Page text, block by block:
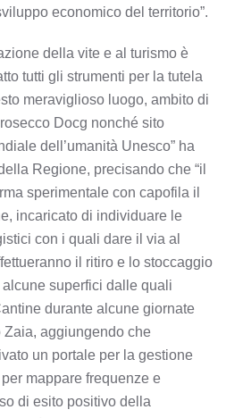
economico del territorio”.
della vite e al turismo è
tutti gli strumenti per la tutela
meraviglioso luogo, ambito di
Docg nonché sito
dell’umanità Unesco” ha
Regione, precisando che “il
sperimentale con capofila il
incaricato di individuare le
con i quali dare il via al
il ritiro e lo stoccaggio
superfici dalle quali
durante alcune giornate
Zaia, aggiungendo che
un portale per la gestione
mappare frequenze e
di esito positivo della